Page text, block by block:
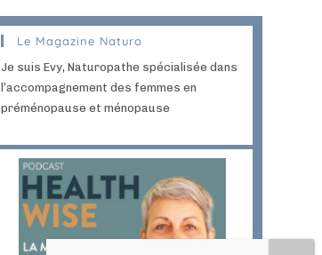
Le Magazine Naturo
Je suis Evy, Naturopathe spécialisée dans
l’accompagnement des femmes en
préménopause et ménopause